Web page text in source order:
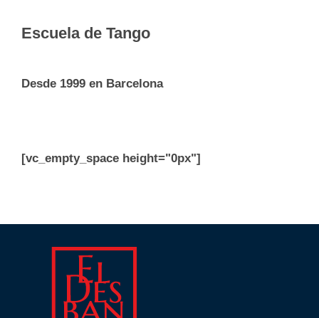
Escuela de Tango
Desde 1999 en Barcelona
[vc_empty_space height="0px"]